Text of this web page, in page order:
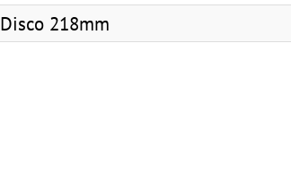
Disco 218mm